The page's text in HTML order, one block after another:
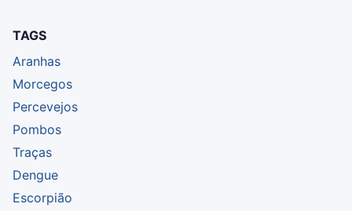
TAGS
Aranhas
Morcegos
Percevejos
Pombos
Traças
Dengue
Escorpião